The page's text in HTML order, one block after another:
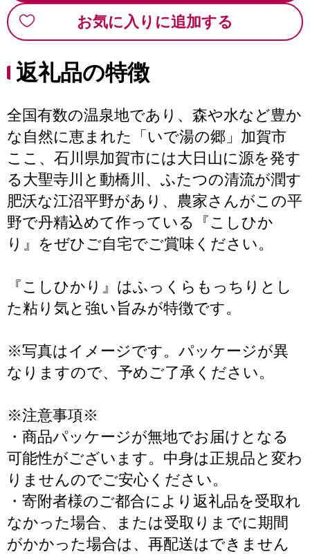
お気に入りに追加する
返礼品の特徴
全国有数の温泉地であり、森や水など豊か
な自然に恵まれた「いで湯の郷」加賀市
ここ、石川県加賀市には大日山に源を発す
る大聖寺川と動橋川、ふたつの清流が潤す
肥沃な江沼平野があり、農家さんがこの平
野で丹精込めて作っている『こしひか
り』をぜひご自宅でご賞味ください。
『こしひかり』はふっくらもっちりとし
た粘り気と強い旨みが特徴です。
※写真はイメージです。パッケージが異
なりますので、予めご了承ください。
※注意事項※
・商品パッケージが無地でお届けとなる
可能性がございます。中身は正規品と変わ
りませんのでご安心ください。
・寄附者様のご都合により返礼品を受取れ
なかった場合、または受取りまでに期間
がかかった場合は、再配送はできません